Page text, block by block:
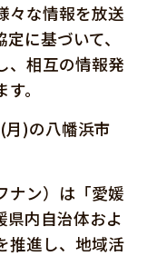
々な情報を放送
に基づいて、
、相互の情報発
。
月)の八幡浜市
ナン）は「愛媛
県内自治体およ
推進し、地域活